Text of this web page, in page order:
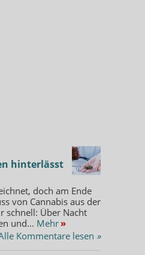
hinterlässt
doch am Ende
von Cannabis aus der
schnell: Über Nacht
und... Mehr »
Kommentare lesen »